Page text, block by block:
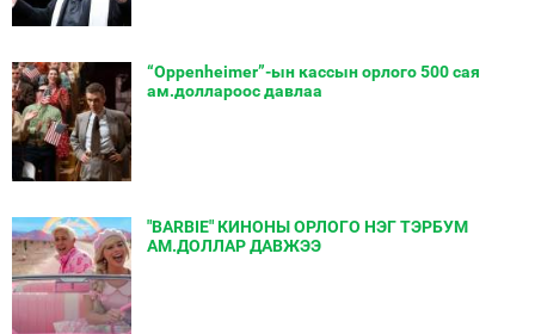
“Oppenheimer”-ын кассын орлого 500 сая
ам.доллароос давлаа
"BARBIE" КИНОНЫ ОРЛОГО НЭГ ТЭРБУМ
АМ.ДОЛЛАР ДАВЖЭЭ